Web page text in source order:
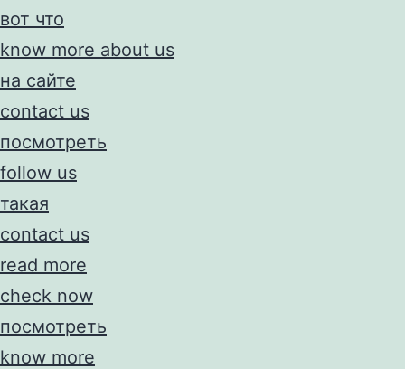
вот что
know more about us
на сайте
contact us
посмотреть
follow us
такая
contact us
read more
check now
посмотреть
know more